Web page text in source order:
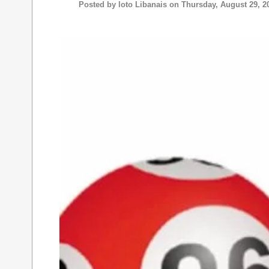
Posted by loto Libanais on Thursday, August 29,